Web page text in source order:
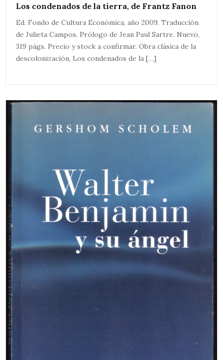
Los condenados de la tierra, de Frantz Fanon
Ed. Fondo de Cultura Económica, año 2009. Traducción
de Julieta Campos. Prólogo de Jean Paul Sartre. Nuevo,
319 págs. Precio y stock a confirmar. Obra clásica de la
descolonización, Los condenados de la […]